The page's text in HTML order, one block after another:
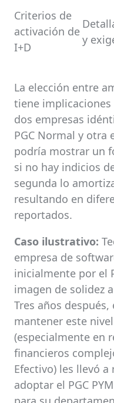
Criterios de
activación de
I+D
y
La elección entre
tiene
dos empresas
PGC Normal y otra
podría mostrar un
si no hay indicios
segunda lo
resultando en
reportados.
Caso ilustrativo:
empresa de
inicialmente por el
imagen de solidez
Tres años
mantener este
(especialmente en
financieros
Efectivo) les llevó
adoptar el PGC